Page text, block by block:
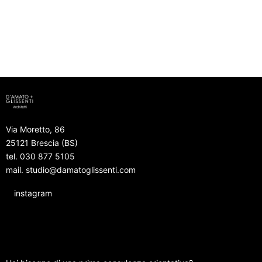
Via Moretto, 86
25121 Brescia (BS)
tel. 030 877 5105
mail. studio@damatoglissenti.com
instagram